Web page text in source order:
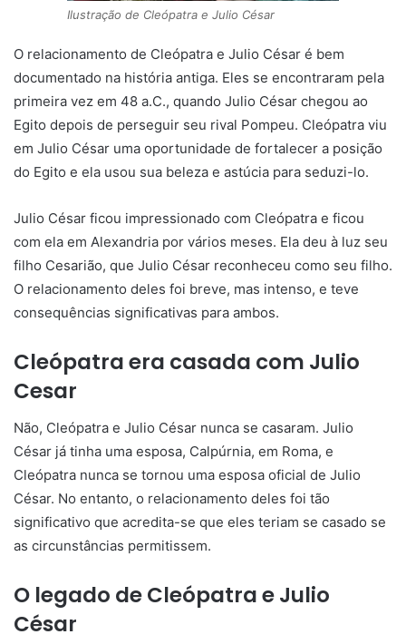
Ilustração de Cleópatra e Julio César
O relacionamento de Cleópatra e Julio César é bem
documentado na história antiga. Eles se encontraram pela
primeira vez em 48 a.C., quando Julio César chegou ao
Egito depois de perseguir seu rival Pompeu. Cleópatra viu
em Julio César uma oportunidade de fortalecer a posição
do Egito e ela usou sua beleza e astúcia para seduzi-lo.
Julio César ficou impressionado com Cleópatra e ficou
com ela em Alexandria por vários meses. Ela deu à luz seu
filho Cesarião, que Julio César reconheceu como seu filho.
O relacionamento deles foi breve, mas intenso, e teve
consequências significativas para ambos.
Cleópatra era casada com Julio
Cesar
Não, Cleópatra e Julio César nunca se casaram. Julio
César já tinha uma esposa, Calpúrnia, em Roma, e
Cleópatra nunca se tornou uma esposa oficial de Julio
César. No entanto, o relacionamento deles foi tão
significativo que acredita-se que eles teriam se casado se
as circunstâncias permitissem.
O legado de Cleópatra e Julio
César